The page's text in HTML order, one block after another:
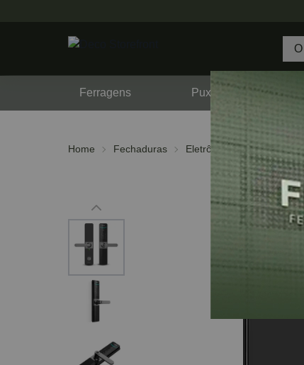
Ferragens Puxadores
Home Fechaduras Eletrônica Biométrica